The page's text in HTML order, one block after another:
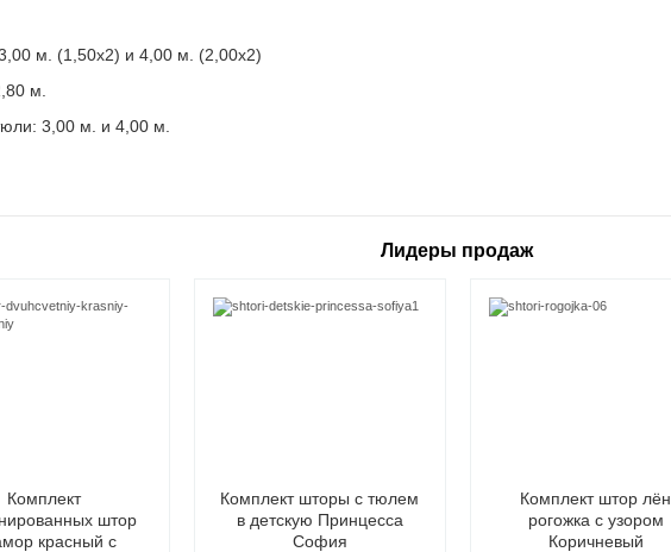
м. (1,50х2) и 4,00 м. (2,00х2)
м.
3,00 м. и 4,00 м.
Лидеры продаж
Комплект
штор
красный с
Комплект шторы с тюлем
в детскую Принцесса
София
Комплект штор лён
рогожка с узором
Коричневый